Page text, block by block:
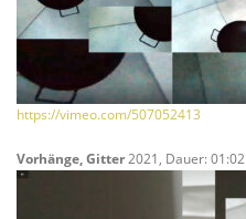
https://vimeo.com/507052413
Vorhänge, Gitter2021, Dauer: 01:02